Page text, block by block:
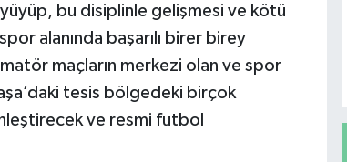
bu disiplinle gelişmesi ve kötü
alanında başarılı birer birey
maçların merkezi olan ve spor
tesis bölgedeki birçok
ve resmi futbol